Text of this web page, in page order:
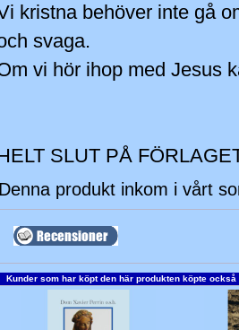
kristna behöver inte gå
svaga.
vi hör ihop med Jesus
SLUT PÅ
Denna produkt inkom i vårt
Kunder som har köpt den här produkten köpte också